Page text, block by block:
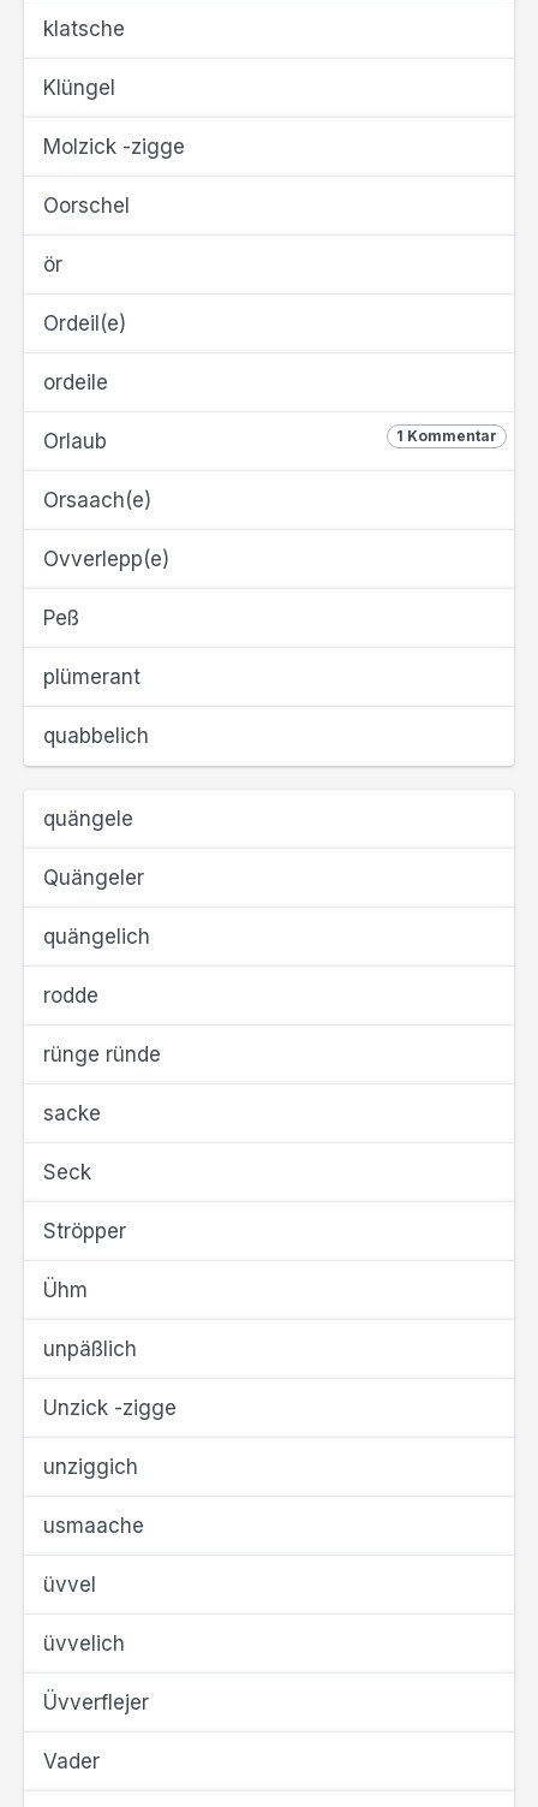
klatsche
Klüngel
Molzick -zigge
Oorschel
ör
Ordeil(e)
ordeile
1 Kommentar
Orlaub
Orsaach(e)
Ovverlepp(e)
Peß
plümerant
quabbelich
quängele
Quängeler
quängelich
rodde
rünge ründe
sacke
Seck
Ströpper
Ühm
unpäßlich
Unzick -zigge
unziggich
usmaache
üvvel
üvvelich
Üvverflejer
Vader